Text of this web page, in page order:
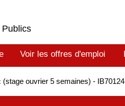
Voir les offres d'emploi
(stage ouvrier 5 semaines) -